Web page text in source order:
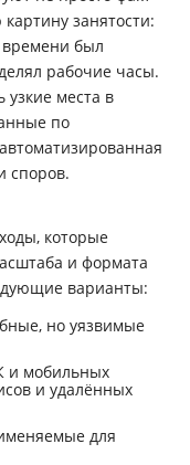
занятости:
времени был
рабочие часы.
узкие места в
по
споров.
которые
и формата
варианты:
но уязвимые
и мобильных
и удалённых
для